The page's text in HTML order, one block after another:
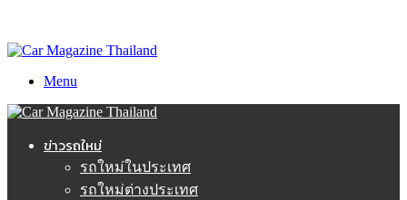
Menu
ข่าวรถใหม่
รถใหม่ในประเทศ
รถใหม่ต่างประเทศ